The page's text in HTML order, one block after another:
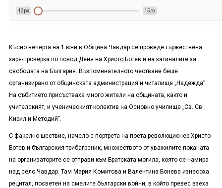
12px 15px
Късно вечерта на 1 юни в Община Чавдар се проведе тържествена
заря-проверка по повод Деня на Христо Ботев и на загиналите за
свободата на България. Възпоменателното честване беше
организирано от общинската администрация и читалище „Надежда”.
На събитието присъстваха много жители на общината, както и
учителският, и ученическият колектив на Основно училище „Св. Св.
Кирил и Методий”.
С факелно шествие, начело с портрета на поета-революционер Христо
Ботев и българския трибагреник, множеството от уважилите поканата
на организаторите се отправи към Братската могила, която се намира
над село Чавдар. Там Мария Комитова и Валентина Бонева изнесоха
рецитал, посветен на смелите български войни, в който превес взеха